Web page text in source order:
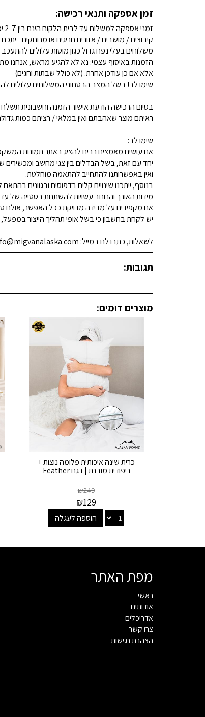
זמן אספקה ותנאי רכישה:
זמני אספקה למשלוח עד לבית הלקוח הינם בין 2-7 ימי עסקים. (לא כולל שבתות וחגים)
קיבוצים / מושבים / אזורים חריגים או מרוחקים -
משלוחים בעלי נפח גדול כגון מוטות עלולים
הזמנות באיסוף עצמי: נא לא להגיע מראש, אנחנו
אלא אם כן עודכן אחרת. (לא כולל שבתות וחגים)
שימו לב! בשל המצב הבטחוני המשלוחים עלולים
בסיום הרכישה הודעת אישור הזמנה וחשבונית תשלח
ראיתם מוצר שאהבתם ואין במלאי / רציתם כמות גדולה? צרו
שימו לב:
אנו עושים מאמצים רבים להציג באתר תמונות
יחד עם זאת, בשל הבדלים בין צגי מחשב ומכשירים
ואין באפשרותנו להתחייב להתאמה מוחלטת.
בנוסף, ייתכנו שינויים קלים בדפוסים ובגוונים
מידות האורך והרוחב עשויות להשתנות בסטייה של עד כ-5% מהמידות
אנו מקפידים על מדידה מדויקת ככל האפשר, אולם
יש לקחת בחשבון כי בשל אופי תהליך הייצור במפעל,
לשאלות, כתבו לנו במייל: info@migvanalaska.com
תגובות:
מוצרים דומים:
כרית שינה איכותית פלומה נוצות +
ריפודית מובנת | דגם Feather
₪249
₪129
הוספה לעגלה
מפת האתר
ראשי
אודותינו
אדריכלים
צרו קשר
הצהרת נגישות